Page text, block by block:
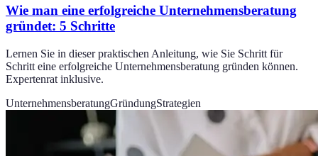
Wie man eine erfolgreiche Unternehmensberatung
gründet: 5 Schritte
Lernen Sie in dieser praktischen Anleitung, wie Sie Schritt für
Schritt eine erfolgreiche Unternehmensberatung gründen können.
Expertenrat inklusive.
UnternehmensberatungGründungStrategien